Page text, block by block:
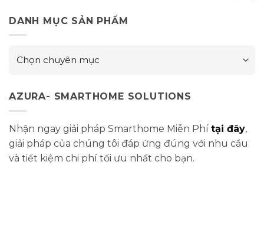
DANH MỤC SẢN PHẨM
mục
phẩm
AZURA- SMARTHOME SOLUTIONS
Nhận ngay giải pháp Smarthome Miễn Phí tại đây,
giải pháp của chúng tôi đáp ứng đúng với nhu cầu
và tiết kiệm chi phí tối ưu nhất cho bạn.